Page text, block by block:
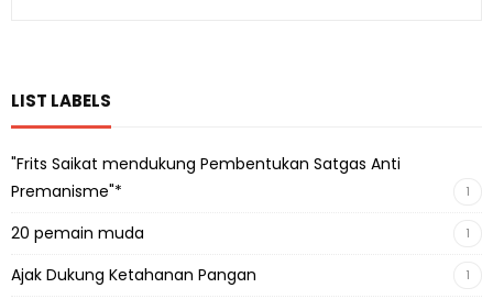
LIST LABELS
"Frits Saikat mendukung Pembentukan Satgas Anti
Premanisme"*
1
20 pemain muda 1
Ajak Dukung Ketahanan Pangan 1